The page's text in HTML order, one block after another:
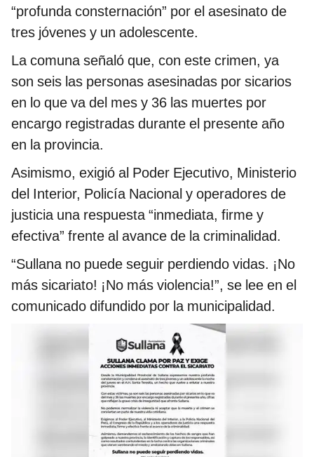
“profunda consternación” por el asesinato de
tres jóvenes y un adolescente.
La comuna señaló que, con este crimen, ya
son seis las personas asesinadas por sicarios
en lo que va del mes y 36 las muertes por
encargo registradas durante el presente año
en la provincia.
Asimismo, exigió al Poder Ejecutivo, Ministerio
del Interior, Policía Nacional y operadores de
justicia una respuesta “inmediata, firme y
efectiva” frente al avance de la criminalidad.
“Sullana no puede seguir perdiendo vidas. ¡No
más sicariato! ¡No más violencia!”, se lee en el
comunicado difundido por la municipalidad.